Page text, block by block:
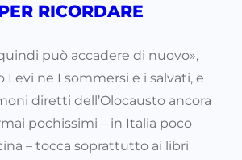
RICORDARE
può accadere di nuovo»,
Levi ne I sommersi e i salvati, e
diretti dell’Olocausto ancora
pochissimi – in Italia poco
– tocca soprattutto ai libri